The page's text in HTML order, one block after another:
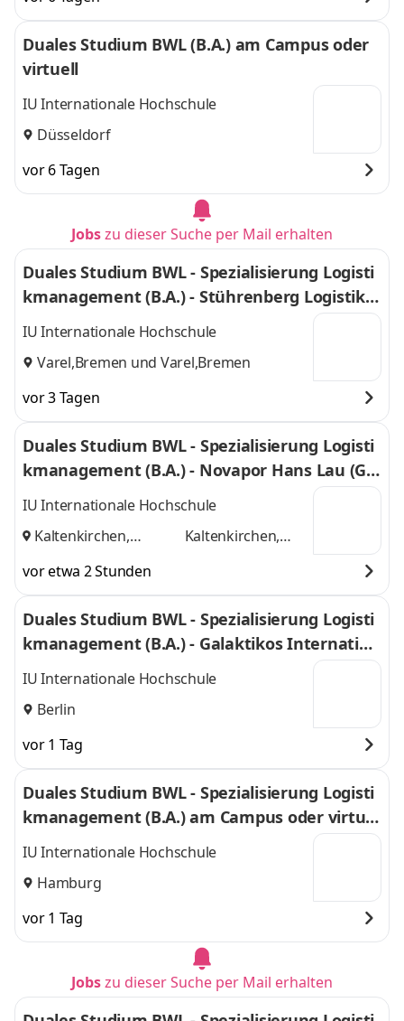
Duales Studium BWL (B.A.) am Campus oder
virtuell
IU Internationale Hochschule
Düsseldorf
vor 6 Tagen
Jobszu dieser Suche per Mail erhalten
Duales Studium BWL - Spezialisierung Logisti
kmanagement (B.A.) - Stührenberg Logistik G
mbH
IU Internationale Hochschule
Varel,Bremen und Varel,Bremen
vor 3 Tagen
Duales Studium BWL - Spezialisierung Logisti
kmanagement (B.A.) - Novapor Hans Lau (G
mbH & Co) KG
IU Internationale Hochschule
Kaltenkirchen,
Kaltenkirchen,
vor etwa 2 Stunden
Duales Studium BWL - Spezialisierung Logisti
kmanagement (B.A.) - Galaktikos Internation
al Spedition und Handelsgesellsch. mbH
IU Internationale Hochschule
Berlin
vor 1 Tag
Duales Studium BWL - Spezialisierung Logisti
kmanagement (B.A.) am Campus oder virtuel
l
IU Internationale Hochschule
Hamburg
vor 1 Tag
Jobszu dieser Suche per Mail erhalten